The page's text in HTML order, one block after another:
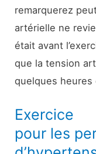
remarquerez
artérielle ne
était avant
que la tension
quelques heures
Exercice
pour les